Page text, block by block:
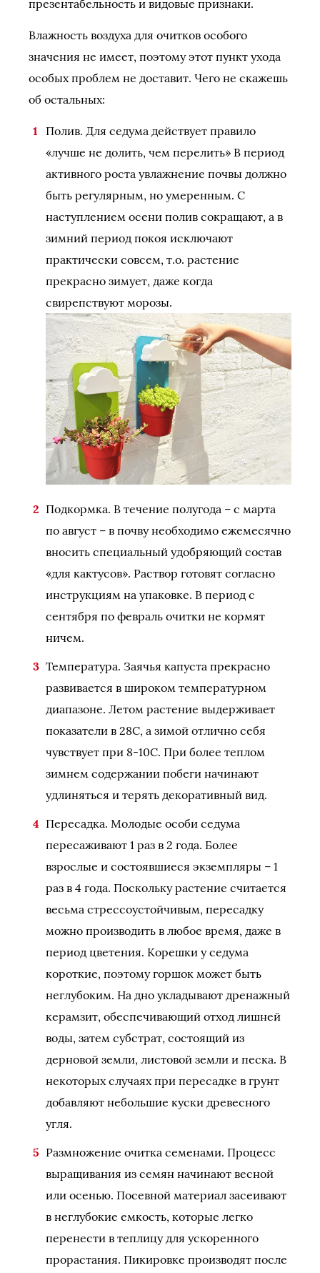
презентабельность и видовые признаки.
Влажность воздуха для очитков особого
значения не имеет, поэтому этот пункт ухода
особых проблем не доставит. Чего не скажешь
об остальных:
Полив. Для седума действует правило
«лучше не долить, чем перелить» В период
активного роста увлажнение почвы должно
быть регулярным, но умеренным. С
наступлением осени полив сокращают, а в
зимний период покоя исключают
практически совсем, т.о. растение
прекрасно зимует, даже когда
свирепствуют морозы.
Подкормка. В течение полугода – с марта
по август – в почву необходимо ежемесячно
вносить специальный удобряющий состав
«для кактусов». Раствор готовят согласно
инструкциям на упаковке. В период с
сентября по февраль очитки не кормят
ничем.
Температура. Заячья капуста прекрасно
развивается в широком температурном
диапазоне. Летом растение выдерживает
показатели в 28С, а зимой отлично себя
чувствует при 8-10С. При более теплом
зимнем содержании побеги начинают
удлиняться и терять декоративный вид.
Пересадка. Молодые особи седума
пересаживают 1 раз в 2 года. Более
взрослые и состоявшиеся экземпляры – 1
раз в 4 года. Поскольку растение считается
весьма стрессоустойчивым, пересадку
можно производить в любое время, даже в
период цветения. Корешки у седума
короткие, поэтому горшок может быть
неглубоким. На дно укладывают дренажный
керамзит, обеспечивающий отход лишней
воды, затем субстрат, состоящий из
дерновой земли, листовой земли и песка. В
некоторых случаях при пересадке в грунт
добавляют небольшие куски древесного
угля.
Размножение очитка семенами. Процесс
выращивания из семян начинают весной
или осенью. Посевной материал засеивают
в неглубокие емкость, которые легко
перенести в теплицу для ускоренного
прорастания. Пикировке производят после